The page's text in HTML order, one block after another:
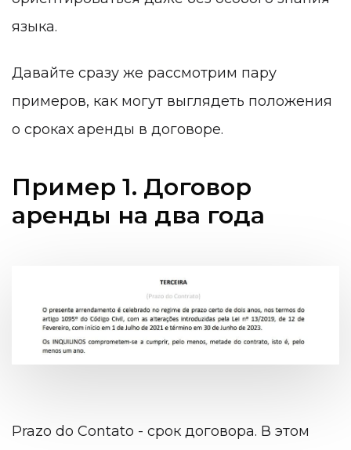
языка.
Давайте сразу же рассмотрим пару
примеров, как могут выглядеть положения
о сроках аренды в договоре.
Пример 1. Договор
аренды на два года
Prazo do Contato - срок договора. В этом